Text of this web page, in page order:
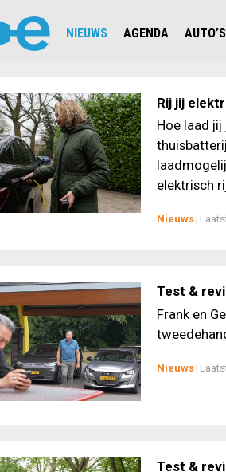
NIEUWS
CIJFERS EN STATISTIEKEN
AANMELDEN NIEUWSBRIEF
AGENDA
JOUW
Rij jij
Hoe laad
elektrisch
Nieuws |
Test &
Frank en
Nieuws |
Test &